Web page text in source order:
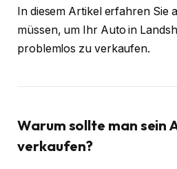
In diesem Artikel erfahren Sie
müssen, um Ihr Auto in
problemlos zu verkaufen.
Warum sollte man sein
verkaufen?